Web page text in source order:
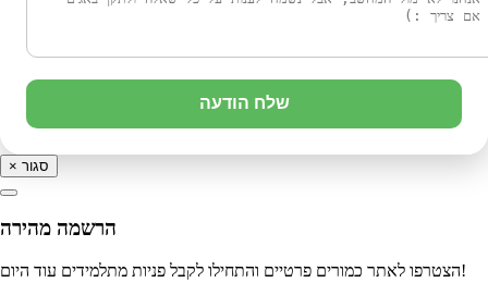
שלח הודעה
× סגור
הרשמה מהירה
הצטרפו לאתר כמורים פרטיים והתחילו לקבל פניות מתלמידים עוד היום!